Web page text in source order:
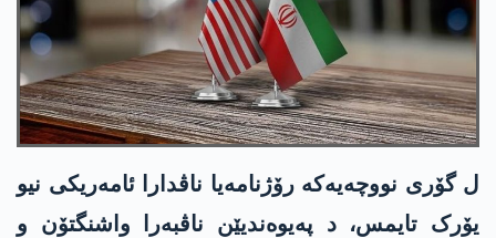
ل گۆری نووچەیەکە رۆژنامەیا ناڤدارا ئامەریکی نیو
یۆرک تایمس، د پەیوەندیێن ناڤبەرا واشنگتۆن و